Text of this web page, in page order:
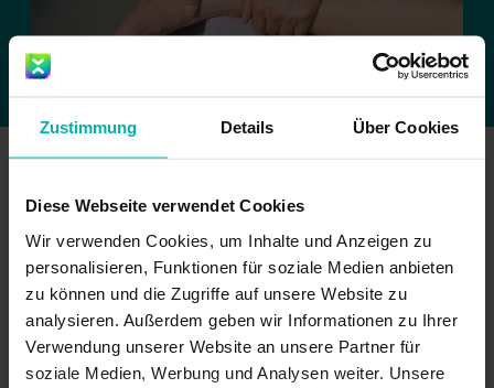
Zustimmung Details Über Cookies
Diese Webseite verwendet Cookies
Wir verwenden Cookies, um Inhalte und Anzeigen zu
personalisieren, Funktionen für soziale Medien anbieten
zu können und die Zugriffe auf unsere Website zu
analysieren. Außerdem geben wir Informationen zu Ihrer
Verwendung unserer Website an unsere Partner für
soziale Medien, Werbung und Analysen weiter. Unsere
Als Medizinprodukt zertifiziert
Auf neuestem Forschungsstand